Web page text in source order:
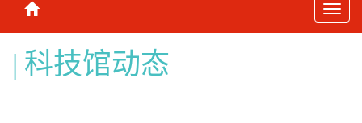
科技馆动态